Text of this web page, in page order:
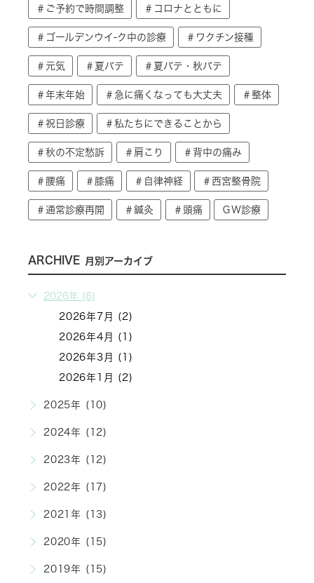
＃ご予約で時間調整 ＃コロナとともに
＃ゴールデンウイ-ク中の診療 ＃ワクチン接種
＃元気 ＃夏バテ ＃夏バテ・秋バテ
＃年末年始 ＃急に痛くなっても大丈夫 ＃整体
＃祝日診療 ＃私たちにできることから
＃秋の不定愁訴 ＃肩こり ＃背中の痛み
＃腰痛 ＃膝痛 ＃自律神経 ＃西宮整骨院
＃通常診療再開 ＃鍼灸 ＃頭痛 ＧＷ診療
ARCHIVE 月別アーカイブ
2026年 (6)
2026年7月 (2)
2026年4月 (1)
2026年3月 (1)
2026年1月 (2)
2025年 (10)
2024年 (12)
2023年 (12)
2022年 (17)
2021年 (13)
2020年 (15)
2019年 (15)